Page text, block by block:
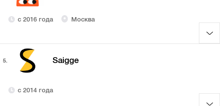
с 2016 года Москва
5. Saigge
с 2014 года